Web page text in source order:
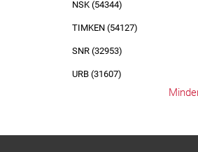
NSK (54344)
TIMKEN (54127)
SNR (32953)
URB (31607)